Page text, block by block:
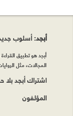
أبجد: أسلوب جديد
أبجد هو تطبيق
المجالات، مثل
اشتراك أبجد بلا
المؤلفون